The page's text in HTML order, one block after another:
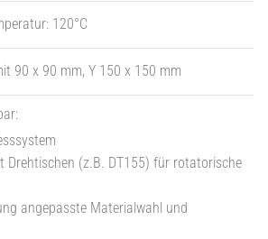
120°C
90 x 90 mm, Y 150 x 150 mm
Drehtischen (z.B. DT155) für rotatorische
angepasste Materialwahl und